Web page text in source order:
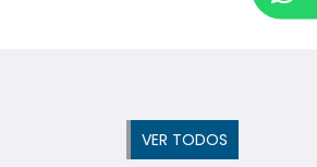
VER TODOS